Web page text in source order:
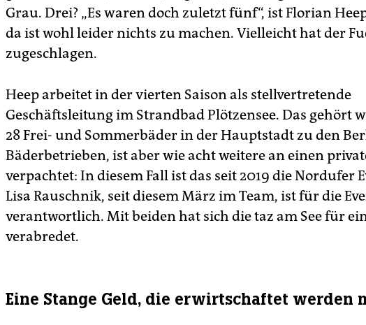
Grau. Drei? „Es waren doch zuletzt fünf“, ist Florian
da ist wohl leider nichts zu machen. Vielleicht hat der
zugeschlagen.
Heep arbeitet in der vierten Saison als stellvertretende
Geschäftsleitung im Strandbad Plötzensee. Das gehört
28 Frei- und Sommerbäder in der Hauptstadt zu den
Bäderbetrieben, ist aber wie acht weitere an einen
verpachtet: In diesem Fall ist das seit 2019 die Nordufer
Lisa Rauschnik, seit diesem März im Team, ist für die
verantwortlich. Mit beiden hat sich die taz am See für
verabredet.
Eine Stange Geld, die erwirtschaftet werden